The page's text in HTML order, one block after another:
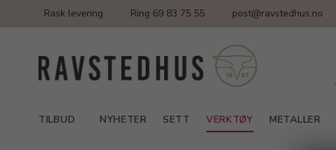
Rask levering Ring 69 83 75 55 post@ravstedhus.no
TILBUD NYHETER SETT VERKTØY METALLER